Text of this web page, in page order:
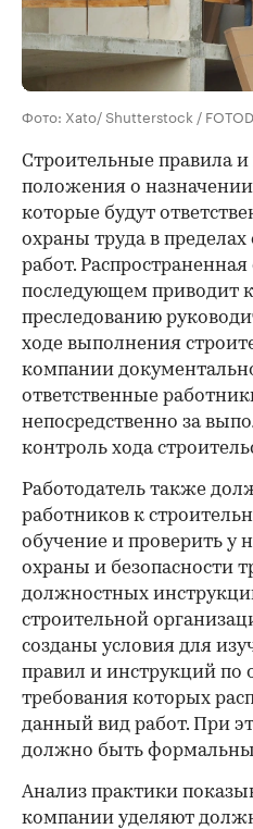
Фото: Xato/ Shutterstock /
Строительные правила
положения о
которые будут
охраны труда в
работ.
последующем приводит
преследованию
ходе выполнения
компании
ответственные
непосредственно за
контроль хода
Работодатель также
работников к
обучение и проверить у
охраны и безопасности
должностных
строительной
созданы условия для
правил и инструкций по
требования которых
данный вид работ. При
должно быть
Анализ практики
компании уделяют